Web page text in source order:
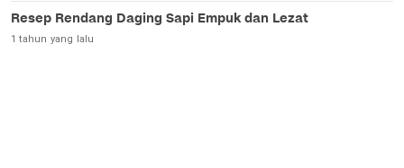
Resep Rendang Daging Sapi Empuk dan Lezat
1 tahun yang lalu